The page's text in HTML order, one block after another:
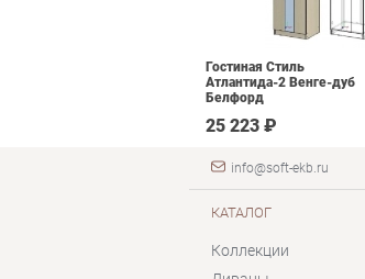
Гостиная Стиль
Атлантида-2 Венге-дуб
Белфорд
25 223 ₽
info@soft-ekb.ru
КАТАЛОГ
Коллекции